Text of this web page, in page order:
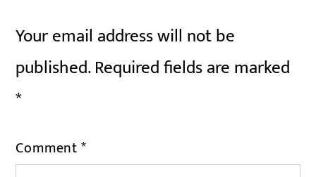
Your email address will not be
published.Required fields are marked
*
Comment*